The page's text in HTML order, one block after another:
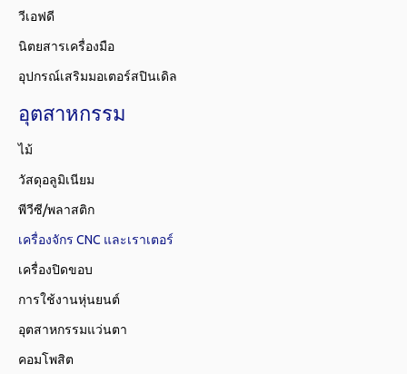
วีเอฟดี
นิตยสารเครื่องมือ
อุปกรณ์เสริมมอเตอร์สปินเดิล
อุตสาหกรรม
ไม้
วัสดุอลูมิเนียม
พีวีซี/พลาสติก
เครื่องจักร CNC และเราเตอร์
เครื่องปิดขอบ
การใช้งานหุ่นยนต์
อุตสาหกรรมแว่นตา
คอมโพสิต